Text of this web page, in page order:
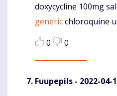
Komentaras
doxycycline 100mg
genericchloroquine
0
0
Fuupepils - 2022-04-